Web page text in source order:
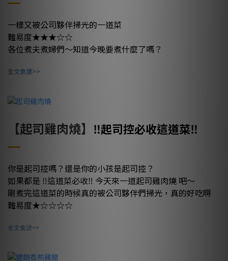
一樣又被公司夥伴掃光的一道菜
難易度★★★☆☆
各位煮夫煮婦們～知道今晚要煮什麼了嗎？
全文食譜>>
【起司雞肉燒】 ‼️起司控必收這道菜‼️
你是起司控嗎？還是你的小孩是起司控？
如果都是 ‼️這道菜必收‼️ 今天來一道起司雞肉燒 吧～
剛煮完這道菜的時候真的被公司夥伴們掃光，真的好吃啊
難易度★☆☆☆☆
全文食譜>>